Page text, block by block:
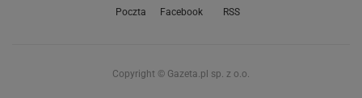
Poczta Facebook RSS
Copyright © Gazeta.pl sp. z o.o.